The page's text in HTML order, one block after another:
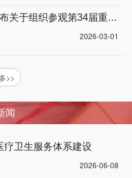
【权威通知】重庆市医学会发布关于组织参观第34届重庆医博会的通知
2026-03-01
>>
闻
疗卫生服务体系建设
2026-06-08